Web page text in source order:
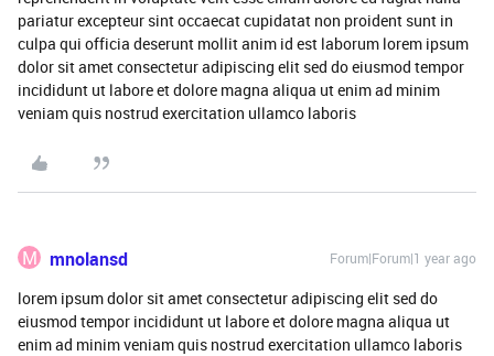
pariatur excepteur sint occaecat cupidatat non proident sunt in
culpa qui officia deserunt mollit anim id est laborum lorem ipsum
dolor sit amet consectetur adipiscing elit sed do eiusmod tempor
incididunt ut labore et dolore magna aliqua ut enim ad minim
veniam quis nostrud exercitation ullamco laboris
M mnolansd Forum|Forum|1 year ago
lorem ipsum dolor sit amet consectetur adipiscing elit sed do
eiusmod tempor incididunt ut labore et dolore magna aliqua ut
enim ad minim veniam quis nostrud exercitation ullamco laboris